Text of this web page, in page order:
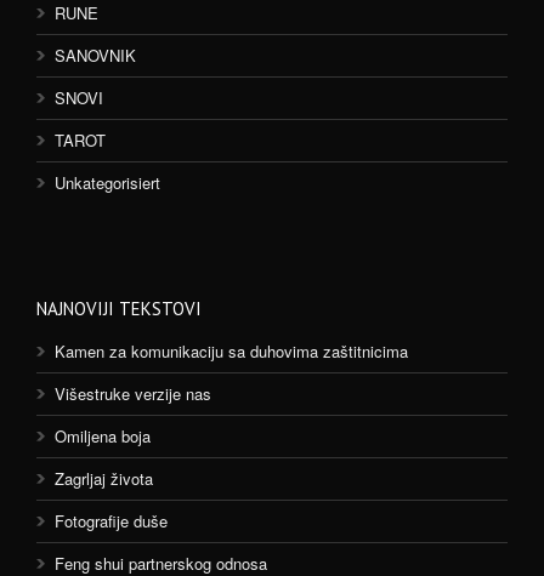
RUNE
SANOVNIK
SNOVI
TAROT
Unkategorisiert
NAJNOVIJI TEKSTOVI
Kamen za komunikaciju sa duhovima zaštitnicima
Višestruke verzije nas
Omiljena boja
Zagrljaj života
Fotografije duše
Feng shui partnerskog odnosa